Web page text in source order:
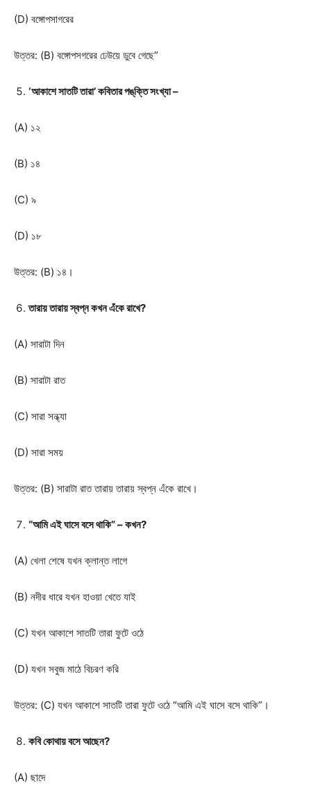
(D) বঙ্গোপসাগরের
উত্তর: (B) বঙ্গোপসগরের ঢেউয়ে ডুবে গেছে”
‘আকাশে সাতটি তারা’ কবিতার পঙ্‌ক্তি সংখ্যা –
(A) ১২
(B) ১৪
(C) ৯
(D) ১৮
উত্তর: (B) ১৪।
তারায় তারায় স্বপ্ন কখন এঁকে রাখে?
(A) সারাটা দিন
(B) সারাটা রাত
(C) সারা সন্ধ্যা
(D) সারা সময়
উত্তর: (B) সারাটা রাত তারায় তারায় স্বপ্ন এঁকে রাখে।
“আমি এই ঘাসে বসে থাকি” – কখন?
(A) খেলা শেষে যখন ক্লান্ত লাগে
(B) নদীর ধারে যখন হাওয়া খেতে যাই
(C) যখন আকাশে সাতটি তারা ফুটে ওঠে
(D) যখন সবুজ মাঠে বিচরণ করি
উত্তর: (C) যখন আকাশে সাতটি তারা ফুটে ওঠে “আমি এই ঘাসে বসে থাকি”।
কবি কোথায় বসে আছেন?
(A) ছাদে